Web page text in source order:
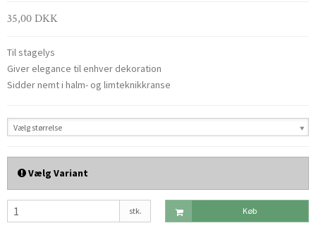
35,00 DKK
Til stagelys
Giver elegance til enhver dekoration
Sidder nemt i halm- og limteknikkranse
Vælg størrelse
Vælg Variant
stk. Køb